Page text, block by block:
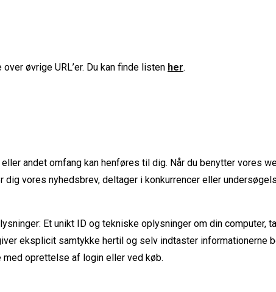
øvrige URL’er. Du kan finde listen her.
andet omfang kan henføres til dig. Når du benytter vores
vores nyhedsbrev, deltager i konkurrencer eller
Et unikt ID og tekniske oplysninger om din
eksplicit samtykke hertil og selv indtaster informationerne
oprettelse af login eller ved køb.